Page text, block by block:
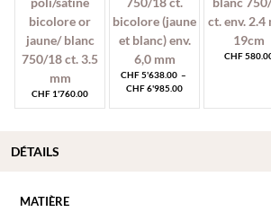
CHF 1'760.00
CHF5'638.00 –
CHF6'985.00Plage
CHF
MATIÈRE
DÉTAILS